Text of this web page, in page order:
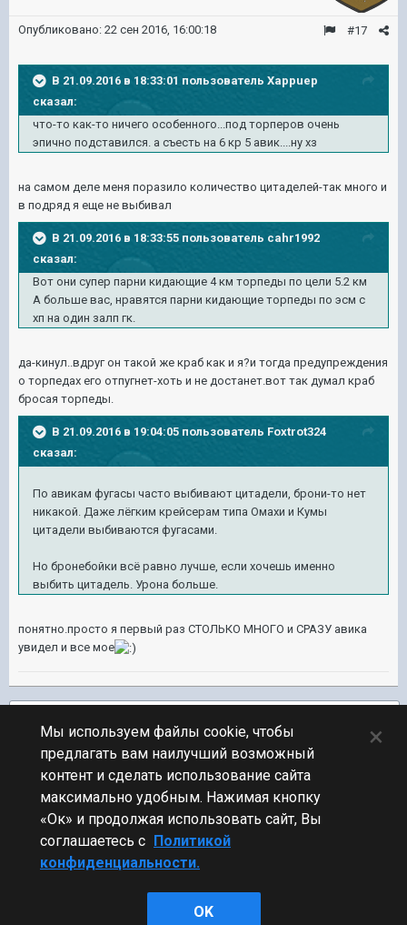
#17
Опубликовано: 22 сен 2016, 16:00:18
В 21.09.2016 в 18:33:01 пользователь Xappuep
сказал:
что-то как-то ничего особенного...под торперов очень
эпично подставился. а съесть на 6 кр 5 авик....ну хз
на самом деле меня поразило количество цитаделей-так много и
в подряд я еще не выбивал
В 21.09.2016 в 18:33:55 пользователь cahr1992
сказал:
Вот они супер парни кидающие 4 км торпеды по цели 5.2 км
А больше вас, нравятся парни кидающие торпеды по эсм с
хп на один залп гк.
да-кинул..вдруг он такой же краб как и я?и тогда предупреждения
о торпедах его отпугнет-хоть и не достанет.вот так думал краб
бросая торпеды.
В 21.09.2016 в 19:04:05 пользователь Foxtrot324
сказал:
По авикам фугасы часто выбивают цитадели, брони-то нет
никакой. Даже лёгким крейсерам типа Омахи и Кумы
цитадели выбиваются фугасами.
Но бронебойки всё равно лучше, если хочешь именно
выбить цитадель. Урона больше.
понятно.просто я первый раз СТОЛЬКО МНОГО и СРАЗУ авика
увидел и все мое
ПЕРЕЙТИ К СПИСКУ ТЕМ
Флудилка
Стиль
Мы используем файлы cookie, чтобы
предлагать вам наилучший возможный
контент и сделать использование сайта
максимально удобным. Нажимая кнопку
«Ок» и продолжая использовать сайт, Вы
соглашаетесь с Политикой
конфиденциальности.
OK
×